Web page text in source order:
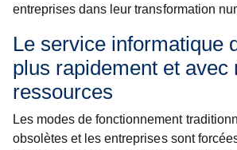
entreprises dans leur transformation
Le service informatique
plus rapidement et avec
ressources
Les modes de fonctionnement
obsolètes et les entreprises sont